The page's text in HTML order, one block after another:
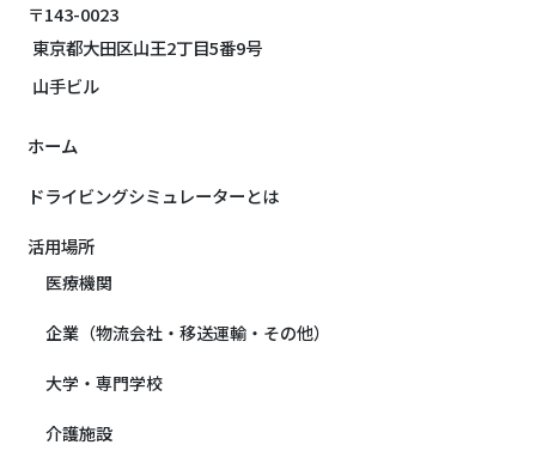
〒143-0023
東京都大田区山王2丁目5番9号
山手ビル
ホーム
ドライビングシミュレーターとは
活用場所
医療機関
企業（物流会社・移送運輸・その他）
大学・専門学校
介護施設